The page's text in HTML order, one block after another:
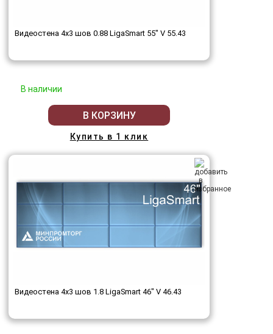
Видеостена 4x3 шов 0.88 LigaSmart 55" V 55.43
В наличии
В КОРЗИНУ
Купить в 1 клик
Видеостена 4x3 шов 1.8 LigaSmart 46" V 46.43